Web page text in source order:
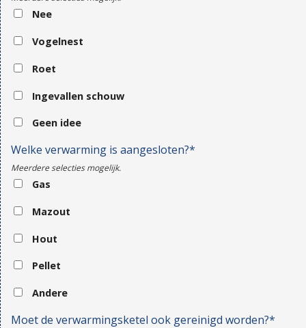
Nee
Vogelnest
Roet
Ingevallen schouw
Geen idee
Welke verwarming is aangesloten?*
Meerdere selecties mogelijk.
Gas
Mazout
Hout
Pellet
Andere
Moet de verwarmingsketel ook gereinigd worden?*